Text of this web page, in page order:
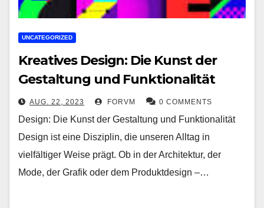
UNCATEGORIZED
Kreatives Design: Die Kunst der
Gestaltung und Funktionalität
AUG. 22, 2023 FORVM 0 COMMENTS
Design: Die Kunst der Gestaltung und Funktionalität
Design ist eine Disziplin, die unseren Alltag in
vielfältiger Weise prägt. Ob in der Architektur, der
Mode, der Grafik oder dem Produktdesign –…